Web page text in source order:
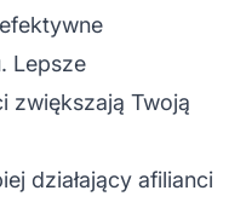
Lepsze
zwiększają Twoją
działający afilianci